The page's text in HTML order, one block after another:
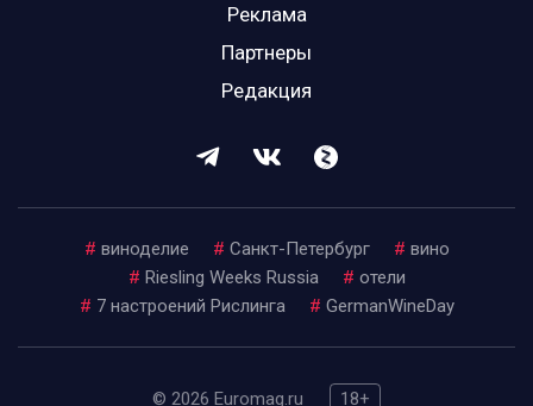
Реклама
Партнеры
Редакция
# виноделие # Санкт-Петербург # вино
# Riesling Weeks Russia # отели
# 7 настроений Рислинга # GermanWineDay
© 2026 Euromag.ru 18+